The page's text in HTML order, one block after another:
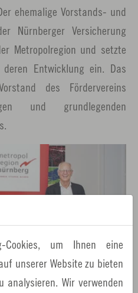
ehemalige Vorstands- und
Nürnberger Versicherung
Metropolregion und setzte
Entwicklung ein. Das
des Fördervereins
und grundlegenden
Cookies, um Ihnen eine
unserer Website zu bieten
analysieren. Wir verwenden